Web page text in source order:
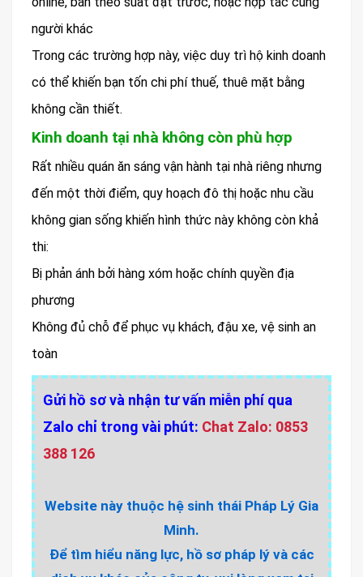
người khác
Trong các trường hợp này, việc duy trì hộ kinh doanh
có thể khiến bạn tốn chi phí thuế, thuê mặt bằng
không cần thiết.
Kinh doanh tại nhà không còn phù hợp
Rất nhiều quán ăn sáng vận hành tại nhà riêng nhưng
đến một thời điểm, quy hoạch đô thị hoặc nhu cầu
không gian sống khiến hình thức này không còn khả
thi:
Bị phản ánh bởi hàng xóm hoặc chính quyền địa
phương
Không đủ chỗ để phục vụ khách, đậu xe, vệ sinh an
toàn
Gửi hồ sơ và nhận tư vấn miễn phí qua
Zalo chỉ trong vài phút: Chat Zalo: 0853
388 126
Website này thuộc hệ sinh thái Pháp Lý Gia
Minh.
Để tìm hiểu năng lực, hồ sơ pháp lý và các